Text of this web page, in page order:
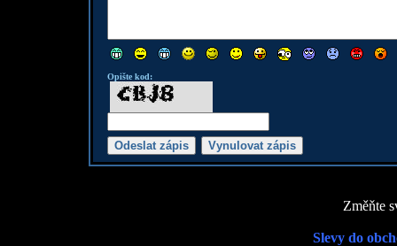
Opište kod:
Změňte
Slevy do